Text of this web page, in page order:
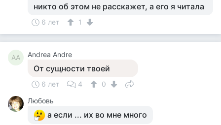
никто об этом не расскажет, а его я читала
6 лет 1
AA Andrea Andre
От сущности твоей
6 лет 4
0
Любовь
а если ... их во мне много